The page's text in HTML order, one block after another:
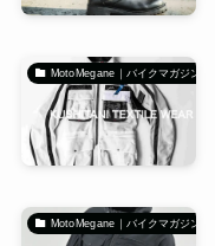
MotoMegane｜バイクマガジン
MotoMegane｜バイクマガジン